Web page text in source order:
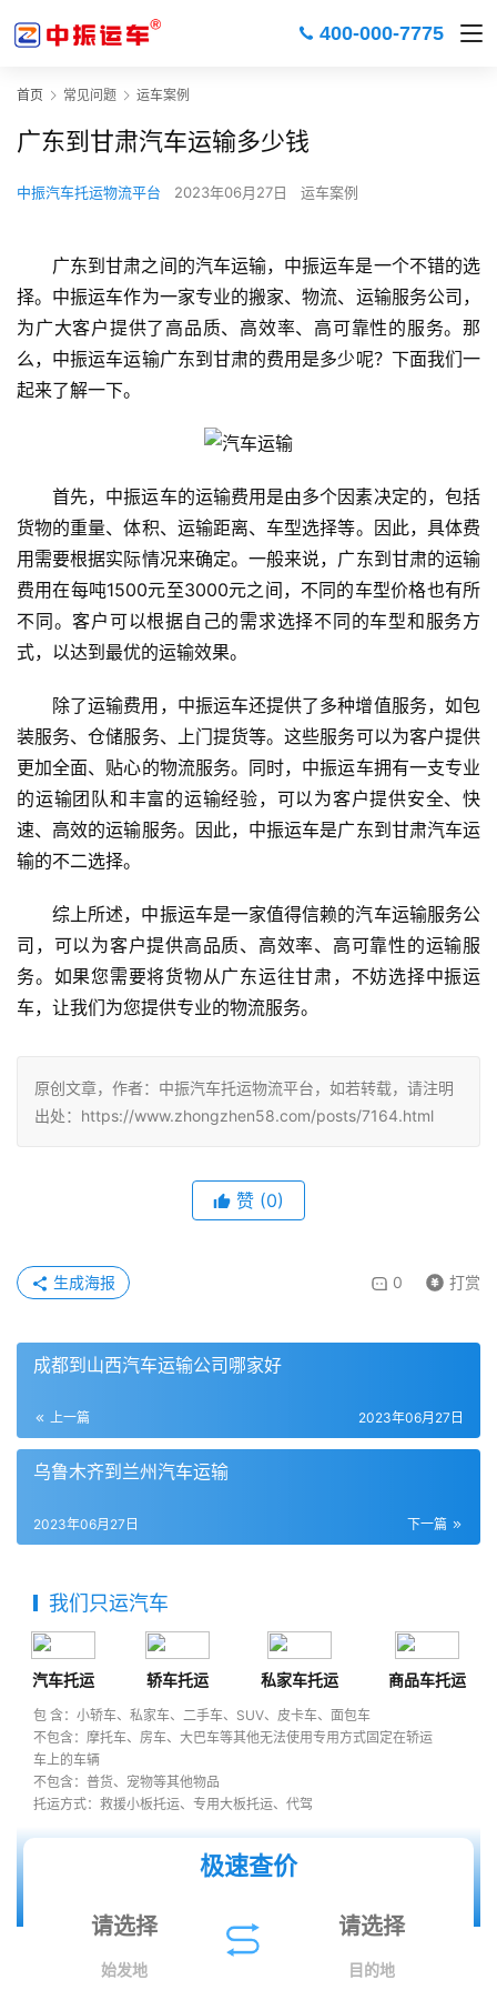
400-000-7775
首页 常见问题 运车案例
广东到甘肃汽车运输多少钱
中振汽车托运物流平台 2023年06月27日 运车案例
广东到甘肃之间的汽车运输，中振运车是一个不错的选
择。中振运车作为一家专业的搬家、物流、运输服务公司，
为广大客户提供了高品质、高效率、高可靠性的服务。那
么，中振运车运输广东到甘肃的费用是多少呢？下面我们一
起来了解一下。
首先，中振运车的运输费用是由多个因素决定的，包括
货物的重量、体积、运输距离、车型选择等。因此，具体费
用需要根据实际情况来确定。一般来说，广东到甘肃的运输
费用在每吨1500元至3000元之间，不同的车型价格也有所
不同。客户可以根据自己的需求选择不同的车型和服务方
式，以达到最优的运输效果。
除了运输费用，中振运车还提供了多种增值服务，如包
装服务、仓储服务、上门提货等。这些服务可以为客户提供
更加全面、贴心的物流服务。同时，中振运车拥有一支专业
的运输团队和丰富的运输经验，可以为客户提供安全、快
速、高效的运输服务。因此，中振运车是广东到甘肃汽车运
输的不二选择。
综上所述，中振运车是一家值得信赖的汽车运输服务公
司，可以为客户提供高品质、高效率、高可靠性的运输服
务。如果您需要将货物从广东运往甘肃，不妨选择中振运
车，让我们为您提供专业的物流服务。
原创文章，作者：中振汽车托运物流平台，如若转载，请注明
出处：https://www.zhongzhen58.com/posts/7164.html
赞 (0)
0 打赏
生成海报
成都到山西汽车运输公司哪家好
上一篇 2023年06月27日
乌鲁木齐到兰州汽车运输
下一篇
2023年06月27日
我们只运汽车
汽车托运 轿车托运 私家车托运 商品车托运
包 含：小轿车、私家车、二手车、SUV、皮卡车、面包车
不包含：摩托车、房车、大巴车等其他无法使用专用方式固定在轿运
车上的车辆
不包含：普货、宠物等其他物品
托运方式：救援小板托运、专用大板托运、代驾
极速查价
始发地 目的地